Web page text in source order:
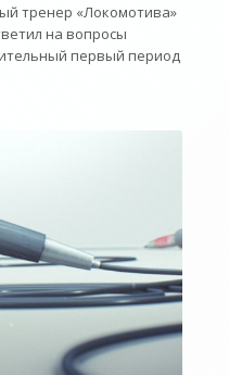
тренер «Локомотива»
на вопросы
первый период